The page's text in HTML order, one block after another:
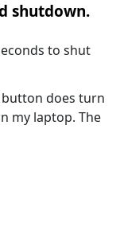
shutdown.
to shut
does turn
my laptop. The